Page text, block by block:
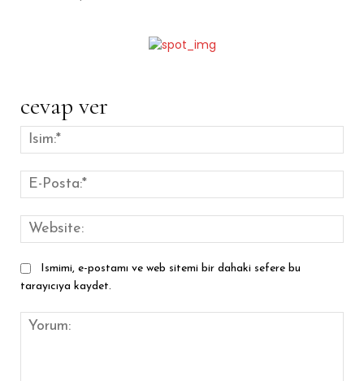
cevap ver
Ismimi, e-postamı ve web sitemi bir dahaki sefere bu
tarayıcıya kaydet.